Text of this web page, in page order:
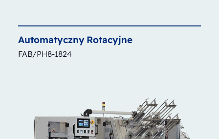
Automatyczny Rotacyjne
FAB/PH8-1824